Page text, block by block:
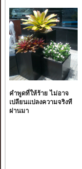
คำพูดที่ให้ร้าย ไม่อาจ
เปลียนแปลงความจริงที
ผ่านมา